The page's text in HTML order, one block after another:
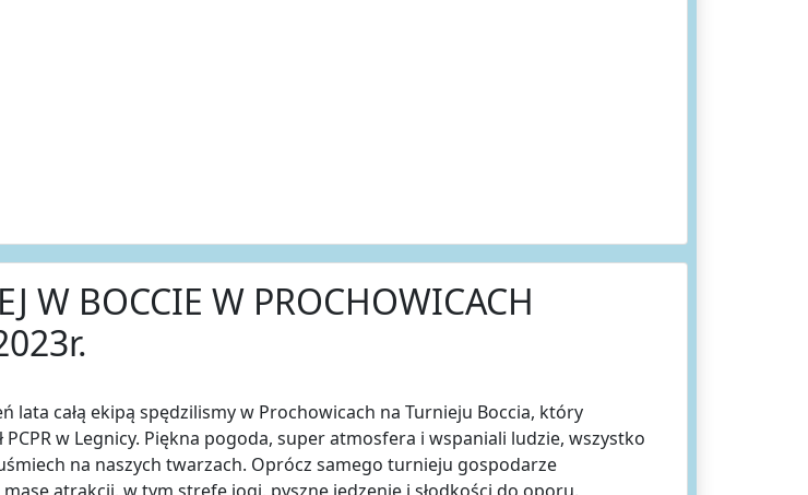
W BOCCIE W PROCHOWICACH
lata całą ekipą spędzilismy w Prochowicach na Turnieju Boccia, który
PCPR w Legnicy. Piękna pogoda, super atmosfera i wspaniali ludzie, wszystko
na naszych twarzach. Oprócz samego turnieju gospodarze